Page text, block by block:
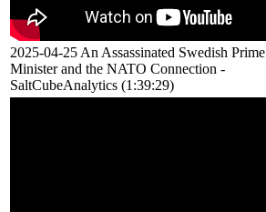
2025-04-25 An Assassinated Swedish Prime
Minister and the NATO Connection -
SaltCubeAnalytics (1:39:29)